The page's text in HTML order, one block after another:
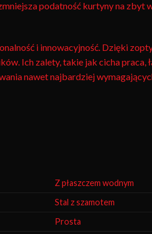
podatność kurtyny na zbyt
i innowacyjność. Dzięki
Ich zalety, takie jak cicha praca,
nawet najbardziej
Z płaszczem wodnym
Stal z szamotem
Prosta